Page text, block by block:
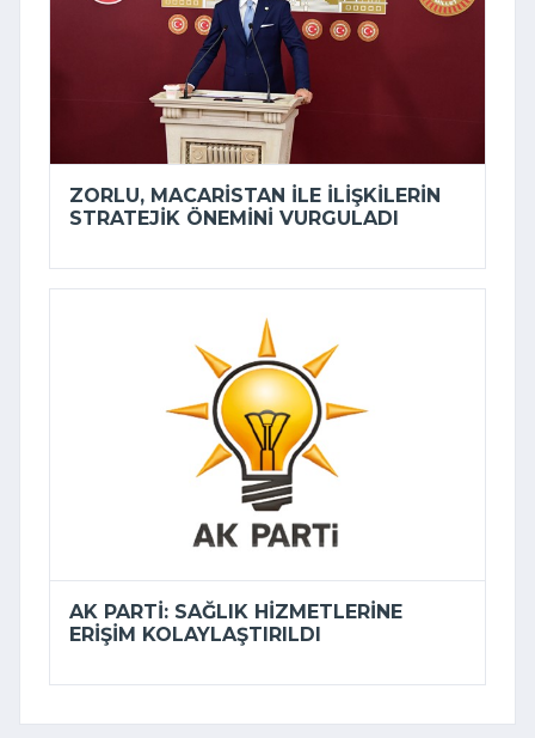
ZORLU, MACARISTAN ILE ILIŞKILERIN
STRATEJIK ÖNEMINI VURGULADI
AK PARTI: SAĞLIK HIZMETLERINE
ERIŞIM KOLAYLAŞTIRILDI